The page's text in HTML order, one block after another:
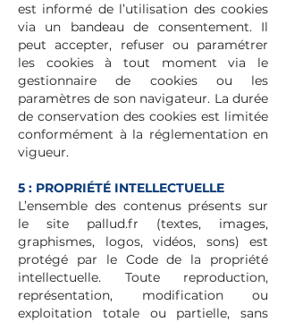
est informé de l’utilisation des cookies
via un bandeau de consentement. Il
peut accepter, refuser ou paramétrer
les cookies à tout moment via le
gestionnaire de cookies ou les
paramètres de son navigateur. La durée
de conservation des cookies est limitée
conformément à la réglementation en
vigueur.
5 : PROPRIÉTÉ INTELLECTUELLE
L’ensemble des contenus présents sur
le site pallud.fr (textes, images,
graphismes, logos, vidéos, sons) est
protégé par le Code de la propriété
intellectuelle. Toute reproduction,
représentation, modification ou
exploitation totale ou partielle, sans